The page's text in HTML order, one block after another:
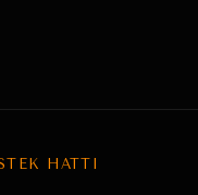
HATTI